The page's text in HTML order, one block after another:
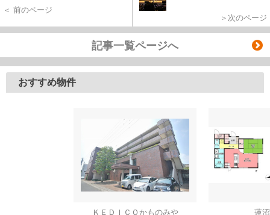
＜ 前のページ
＞次のページ
記事一覧ページへ
おすすめ物件
ＫＥＤＩＣＯかものみや
蓮